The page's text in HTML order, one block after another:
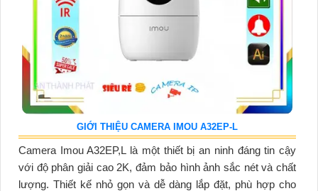
GIỚI THIỆU CAMERA IMOU A32EP-L
Camera Imou A32EP,L là một thiết bị an ninh đáng tin cậy
với độ phân giải cao 2K, đảm bảo hình ảnh sắc nét và chất
lượng. Thiết kế nhỏ gọn và dễ dàng lắp đặt, phù hợp cho